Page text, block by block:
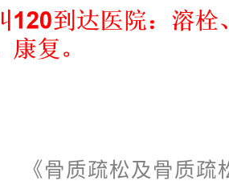
《骨质疏松及骨质疏